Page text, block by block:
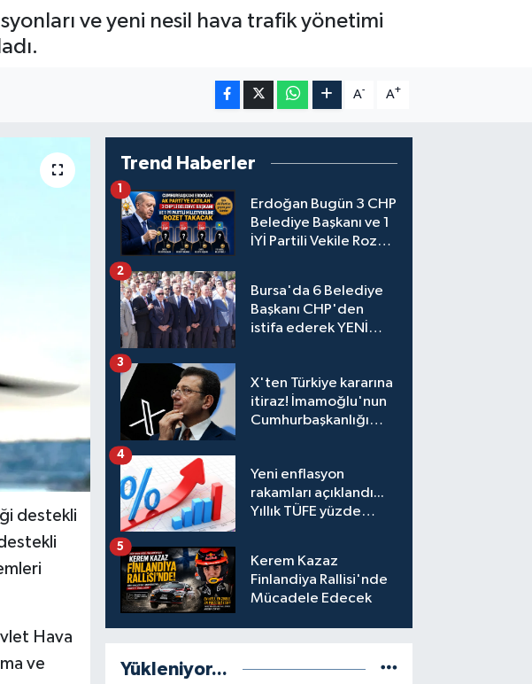
ve yeni nesil hava trafik yönetimi
A- A+
destekli
Hava
ve
Trend Haberler
Erdoğan Bugün 3 CHP
Belediye Başkanı ve 1
İYİ Partili Vekile Rozet
1
Bursa'da 6 Belediye
Başkanı CHP'den
istifa ederek YENİ
2
X'ten Türkiye kararına
itiraz! İmamoğlu'nun
Cumhurbaşkanlığı
engeli mahkemeye
taşındı
3
Yeni enflasyon
rakamları açıklandı...
Yıllık TÜFE yüzde
4
Kerem Kazaz
Finlandiya Rallisi'nde
Mücadele Edecek
5
Yükleniyor...